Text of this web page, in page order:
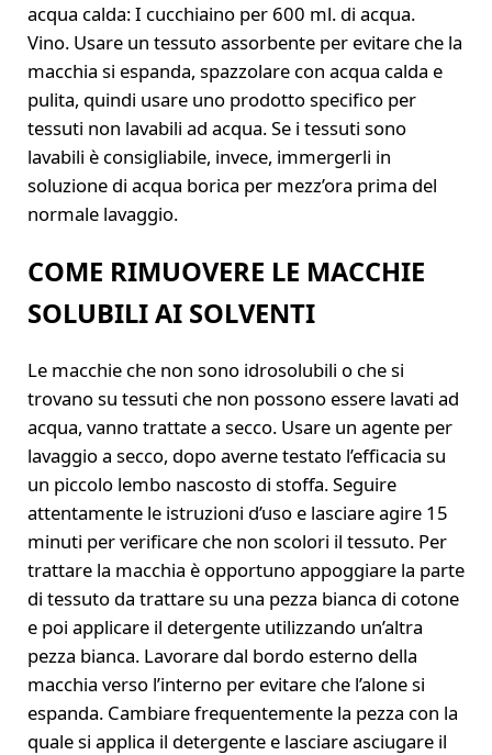
acqua calda: I cucchiaino per 600 ml. di acqua.
Vino. Usare un tessuto assorbente per evitare che la
macchia si espanda, spazzolare con acqua calda e
pulita, quindi usare uno prodotto specifico per
tessuti non lavabili ad acqua. Se i tessuti sono
lavabili è consigliabile, invece, immergerli in
soluzione di acqua borica per mezz’ora prima del
normale lavaggio.
COME RIMUOVERE LE MACCHIE
SOLUBILI AI SOLVENTI
Le macchie che non sono idrosolubili o che si
trovano su tessuti che non possono essere lavati ad
acqua, vanno trattate a secco. Usare un agente per
lavaggio a secco, dopo averne testato l’efficacia su
un piccolo lembo nascosto di stoffa. Seguire
attentamente le istruzioni d’uso e lasciare agire 15
minuti per verificare che non scolori il tessuto. Per
trattare la macchia è opportuno appoggiare la parte
di tessuto da trattare su una pezza bianca di cotone
e poi applicare il detergente utilizzando un’altra
pezza bianca. Lavorare dal bordo esterno della
macchia verso l’interno per evitare che l’alone si
espanda. Cambiare frequentemente la pezza con la
quale si applica il detergente e lasciare asciugare il